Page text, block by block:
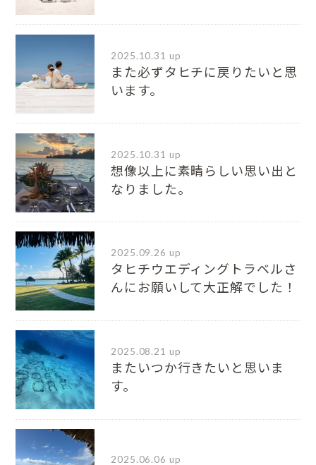
2025.10.31 up
また必ずタヒチに戻りたいと思
います。
2025.10.31 up
想像以上に素晴らしい思い出と
なりました。
2025.09.26 up
タヒチウエディングトラベルさ
んにお願いして大正解でした！
2025.08.21 up
またいつか行きたいと思いま
す。
2025.06.06 up